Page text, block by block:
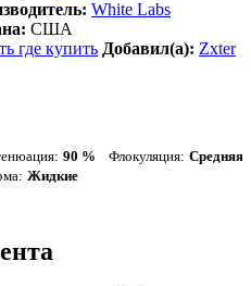
White Labs
США
где купить Добавил(а): Zxter
90 % Флокуляция: Средняя
Жидкие